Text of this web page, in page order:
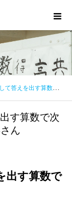
次もがんばる内部東小学校6年Sさん
す算数で次
ん
出す算数で